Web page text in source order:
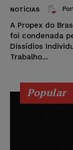
NOTÍCIAS
A Propex do
foi condenada
Dissídios
Trabalho...
Popular